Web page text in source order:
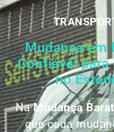
Mudança em
Confiável para
no
NaMudança
que cada